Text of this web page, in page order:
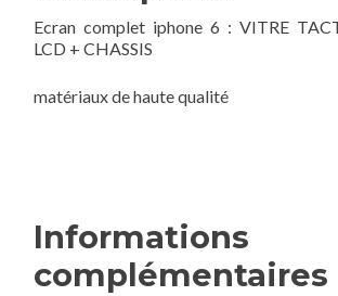
Ecran complet iphone 6 : VITRE
LCD + CHASSIS
matériaux de haute qualité
Informations
complémentaires